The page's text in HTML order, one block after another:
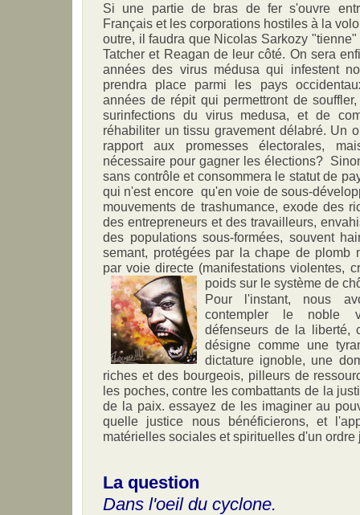
Si une partie de bras de fer s'ouvre
Français et les corporations hostiles à la
outre, il faudra que Nicolas Sarkozy
Tatcher et Reagan de leur côté. On sera
années des virus médusa qui infestent
prendra place parmi les pays
années de répit qui permettront de
surinfections du virus medusa, et de
réhabiliter un tissu gravement délabré. Un
rapport aux promesses électorales,
nécessaire pour gagner les élections?
sans contrôle et consommera le statut de
qui n'est encore qu'en voie de sous-
mouvements de trashumance, exode des
des entrepreneurs et des travailleurs,
des populations sous-formées, souvent
semant, protégées par la chape de plomb
par voie directe (manifestations violentes,
poids sur le système de
Pour l'instant, nous
contempler le noble
défenseurs de la liberté,
désigne comme une
dictature ignoble, une
riches et des bourgeois, pilleurs de
les poches, contre les combattants de la
de la paix. essayez de les imaginer au
quelle justice nous bénéficierons, et
matérielles sociales et spirituelles d'un
La question
Dans l'oeil du cyclone.